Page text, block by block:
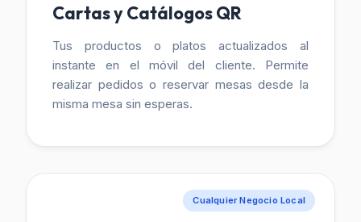
Cartas y Catálogos QR
Tus productos o platos actualizados al
instante en el móvil del cliente. Permite
realizar pedidos o reservar mesas desde la
misma mesa sin esperas.
Cualquier Negocio Local